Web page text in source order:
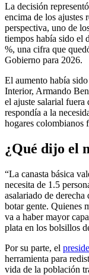
La decisión
encima de los ajustes
perspectiva, uno de
tiempos había sido el
%, una cifra que
Gobierno para 2026.
El aumento había
Interior, Armando
el ajuste salarial
respondía a la
hogares colombianos
¿Qué dijo el
“La canasta básica
necesita de 1.5
asalariado de
botar gente. Quienes
va a haber mayor
plata en los bolsillos
Por su parte, el
herramienta para
vida de la población